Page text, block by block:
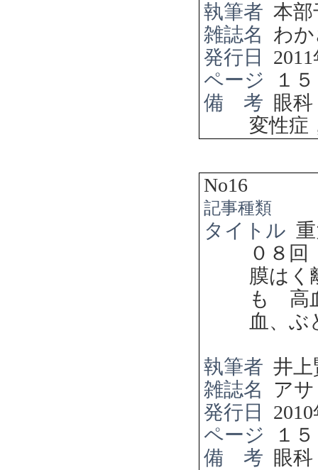
執筆者 本部
雑誌名
わ
発行日
2011
ページ
１
備 考 眼
変性症
No16
記事種類
タイトル
０８
膜はく
も 高
血、ぶ
執筆者 井上
雑誌名
ア
発行日
2010
ページ
１
備 考 眼